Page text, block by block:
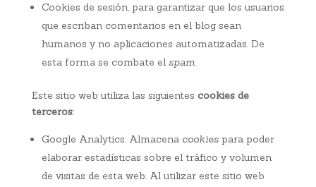
Cookies de sesión, para garantizar que los usuarios
que escriban comentarios en el blog sean
humanos y no aplicaciones automatizadas. De
esta forma se combate el spam.
Este sitio web utiliza las siguientes cookies de
terceros:
Google Analytics: Almacena cookiespara poder
elaborar estadísticas sobre el tráfico y volumen
de visitas de esta web. Al utilizar este sitio web